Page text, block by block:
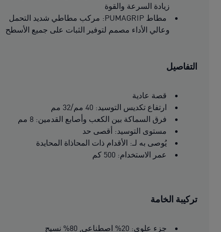
زيادة السرعة والقوة
مطاط PUMAGRIP: مركب مطاطي شديد التحمل
وعالي الأداء مصمم لتوفير الثبات على جميع الأسطح
التفاصيل
قصة عادية
ارتفاع تكديس التوسيد: 40 مم/32 مم
فرق السماكة بين الكعب وأصابع القدمين: 8 مم
مستوى التوسيد: أقصى حد
يُوصى به لـ: الأقدام ذات المحاذاة المحايدة
عمر الاستخدام: 500 كم
تركيبة الخامة
جزء علوي: 20% اصطناعي, 80% نسيج